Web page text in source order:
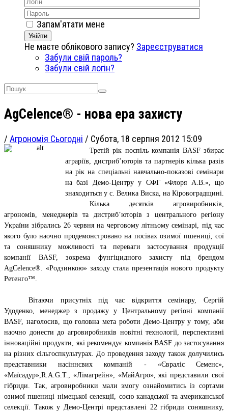
Запам'ятати мене
Увійти
Не маєте облікового запису? Зареєструватися
Забули свій пароль?
Забули свій логін?
AgCelence® - нова ера захисту
/ Агрономія Сьогодні / Субота, 18 серпня 2012 15:09
Третій рік поспіль компанія BASF збирає
аграріїв, дистриб’юторів та партнерів кілька разів
на рік на спеціальні навчально-показові семінари
на базі Демо-Центру у СФГ «Флоря А.В.», що
знаходиться у с. Велика Виска, на Кіровоградщині.
Кілька десятків агровиробників,
агрономів, менеджерів та дистриб’юторів з центрального регіону
України зібрались 26 червня на черговому літньому семінарі, під час
якого було наочно продемонстровано на посівах озимої пшениці, сої
та соняшнику можливості та переваги застосування продукції
компанії BASF, зокрема фунгіцидного захисту під брендом
AgCelence®. «Родзинкою» заходу стала презентація нового продукту
Ретенго™.
Вітаючи присутніх під час відкриття семінару, Сергій
Удоденко, менеджер з продажу у Центральному регіоні компанії
BASF, наголосив, що головна мета роботи Демо-Центру у тому, аби
наочно донести до агровиробників новітні технології, перспективні
інноваційні продукти, які рекомендує компанія BASF до застосування
на різних сільгоспкультурах. До проведення заходу також долучились
представники насіннєвих компаній - «Євраліс Семенс»,
«Маїсадур», R A G T.
, «Лімагрейн», «МайАгро», які представили свої
гібриди. Так, агровиробники мали змогу ознайомитись із сортами
озимої пшениці німецької селекції, соєю канадської та американської
селекції. Також у Демо-Центрі представлені 22 гібриди соняшнику,